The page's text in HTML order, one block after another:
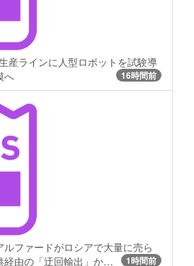
産ラインに人型ロボットを試験導
へ
16時間前
ファードがロシアで大量に売ら
由の「迂回輸出」か…
1時間前